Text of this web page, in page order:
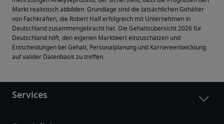
Markt realistisch abbilden. Grundlage sind die tatsächlichen Gehälter
von Fachkräften, die Robert Half erfolgreich mit Unternehmen in
Deutschland zusammengebracht hat. Die Gehaltsübersicht 2026 für
Deutschland hilft, den eigenen Marktwert einzuschätzen und
Entscheidungen bei Gehalt, Personalplanung und Karriereentwicklung
auf valider Datenbasis zu treffen.